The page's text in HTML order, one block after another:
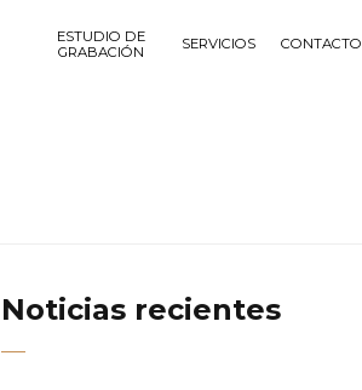
ESTUDIO DE
GRABACIÓN
SERVICIOS CONTACTO
Noticias recientes